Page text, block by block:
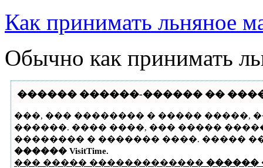
Как принимать льняное
Обычно как принимать
������ ������-������ ��
���, ��� �������� � ����� �����,
������. ���� ����, ��� �����
�������� � ������� ����. �����
������ VisitTime.
��� ����� ������������� ������